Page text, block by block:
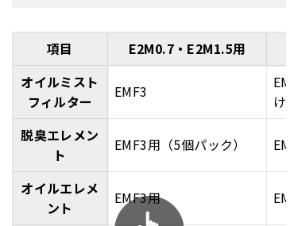
推奨ヒューズ
230V⇒6A
115V⇒10A
オイルタイプ
(推奨)
Ultragrade15
オイル容量
0.2～0.28L
吸気口径
NW10(KF10)
排気口径
ノズル外径Φ11mm、3/8インチ
BSP
項目 E2M0.7・E2M1.5用
オイルミスト
フィルター
EMF3
け
脱臭エレメン
ト
EMF3用（5個パック）
オイルエレメ
ント
EMF3用